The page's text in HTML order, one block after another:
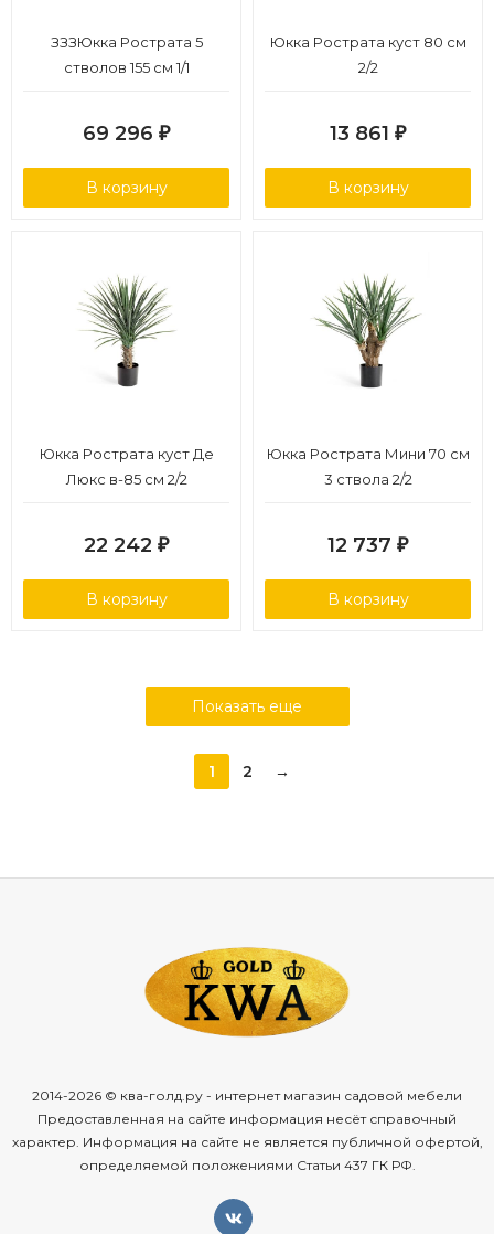
ЗЗЗЮкка Рострата 5
стволов 155 см 1/1
69 296 ₽
В корзину
Юкка Рострата куст 80 см
2/2
13 861 ₽
В корзину
Юкка Рострата куст Де
Люкс в-85 см 2/2
22 242 ₽
В корзину
Юкка Рострата Мини 70 см
3 ствола 2/2
12 737 ₽
В корзину
Показать еще
1 2 →
2014-2026 © ква-голд.ру - интернет магазин садовой мебели
Предоставленная на сайте информация несёт справочный
характер. Информация на сайте не является публичной офертой,
определяемой положениями Статьи 437 ГК РФ.